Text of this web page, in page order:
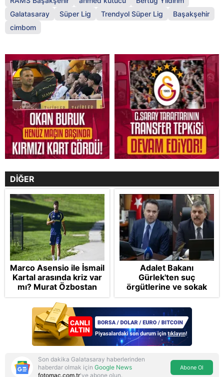
Galatasaray
Süper Lig Trendyol Süper Lig
Başakşehir
cimbom
DİĞER
Marco Asensio ile İsmail
Kartal arasında kriz var
mı? Murat Özbostan
analiz etti: Egoları da
yönetmelisiniz
Adalet Bakanı
Gürlek'ten suç
örgütlerine ve sokak
çetelerine net mesaj:
"Devlet tepenize
binecek"
Son dakika Galatasaray haberlerinden
haberdar olmak için Google News
fotomac.com.tr'ye abone olun.
Abone Ol